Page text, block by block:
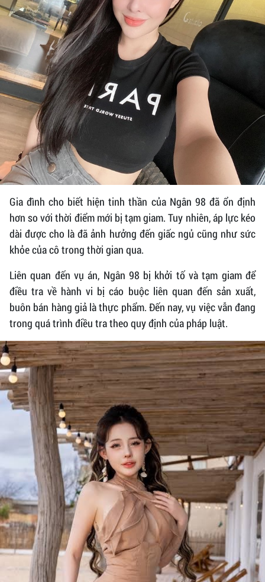
Gia đình cho biết hiện tinh thần của Ngân 98 đã ổn định
hơn so với thời điểm mới bị tạm giam. Tuy nhiên, áp lực kéo
dài được cho là đã ảnh hưởng đến giấc ngủ cũng như sức
khỏe của cô trong thời gian qua.
Liên quan đến vụ án, Ngân 98 bị khởi tố và tạm giam để
điều tra về hành vi bị cáo buộc liên quan đến sản xuất,
buôn bán hàng giả là thực phẩm. Đến nay, vụ việc vẫn đang
trong quá trình điều tra theo quy định của pháp luật.